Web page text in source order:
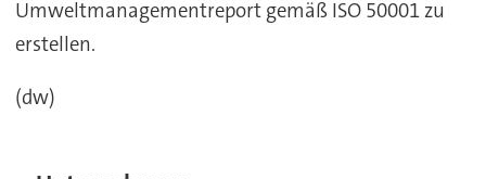
Umweltmanagementreport gemäß ISO 50001 zu
erstellen.
(dw)